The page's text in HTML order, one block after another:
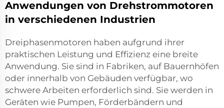
Anwendungen von Drehstrommotoren
in verschiedenen Industrien
Dreiphasenmotoren haben aufgrund ihrer
praktischen Leistung und Effizienz eine breite
Anwendung. Sie sind in Fabriken, auf Bauernhöfen
oder innerhalb von Gebäuden verfügbar, wo
schwere Arbeiten erforderlich sind. Sie werden in
Geräten wie Pumpen, Förderbändern und